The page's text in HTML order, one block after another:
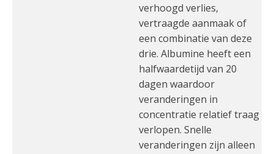
verhoogd verlies,
vertraagde aanmaak of
een combinatie van deze
drie. Albumine heeft een
halfwaardetijd van 20
dagen waardoor
veranderingen in
concentratie relatief traag
verlopen. Snelle
veranderingen zijn alleen